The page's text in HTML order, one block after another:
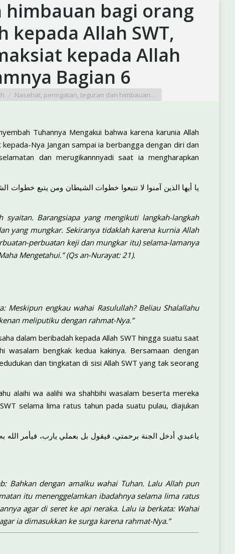
bagi orang
Allah SWT,
kepada Allah
Bagian 6
Nasehat, peringatan, teguran dan himbauan…
Tuhannya Mengakui bahwa karena karunia Allah
Nya Jangan sampai ia berbangga dengan diri dan
dan merugikannnyadi saat ia mengharapkan
يا أيها الذين آمنوا لا تتبعوا خطوات الشيطان ومن يتبع خطوات
Barangsiapa yang mengikuti langkah-langkah
yang mungkar. Sekiranya tidaklah karena kurnia Allah
perbuatan keji dan mungkar itu) selama-lamanya
Mengetahui.” (Qs an-Nurayat: 21).
Meskipun engkau wahai Rasulullah? Beliau Shalallahu
meliputiku dengan rahmat-Nya.”
dalam beribadah kepada Allah SWT hingga suatu saat
wasalam bengkak kedua kakinya. Bersamaan dengan
dan tingkatan di sisi Allah SWT yang tak seorang
alaihi wa aalihi wa shahbihi wasalam beserta mereka
selama lima ratus tahun pada suatu pulau, diajukan
ياعبدي أدخل الجنة برحمتي، فيقول بل بعملي يارب، فيأمر
Bahkan dengan amalku wahai Tuhan. Lalu Allah pun
itu menenggelamkan ibadahnya selama lima ratus
agar di seret ke api neraka. Lalu ia berkata: Wahai
ia dimasukkan ke surga karena rahmat-Nya.”